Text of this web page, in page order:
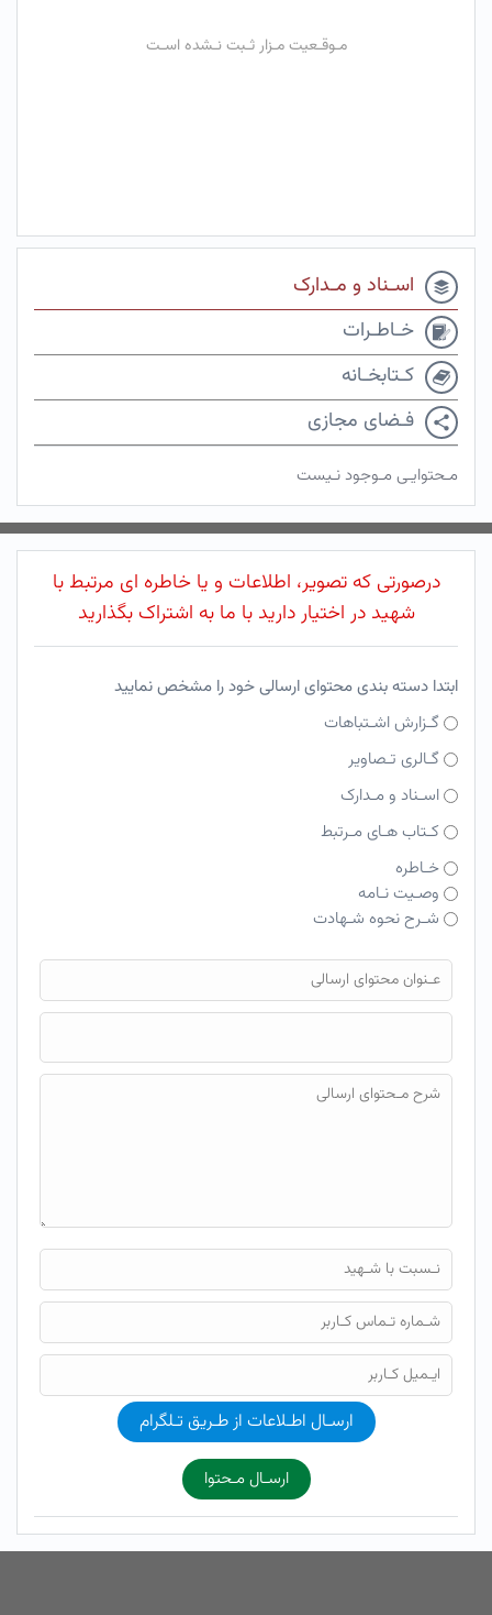
مـوقـعیت مـزار ثـبت نـشده اسـت
اسـناد و مـدارک
خـاطـرات
کـتابخـانه
فـضای مجازی
مـحتوایـی مـوجود نـیست
درصورتی که تصویر، اطلاعات و یا خاطره ای مرتبط با
شهید در اختیار دارید با ما به اشتراک بگذارید
ابتدا دسته بندی محتوای ارسالی خود را مشخص نمایید
گـزارش اشـتباهات
گـالری تـصاویر
اسـناد و مـدارک
کـتاب هـای مـرتبط
خـاطره
وصـیت نـامه
شـرح نحوه شـهادت
فایل محتوای ارسالی
ارسـال اطـلاعات از طـریق تـلگرام
ارسـال مـحتوا